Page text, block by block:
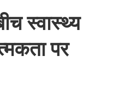
स्वास्थ्य
पर